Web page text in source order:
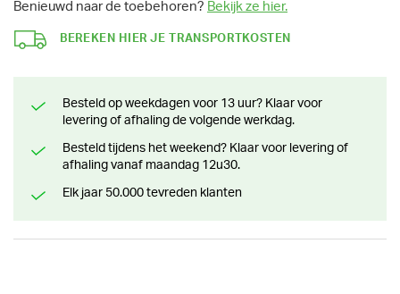
Benieuwd naar de toebehoren? Bekijk ze hier.
BEREKEN HIER JE TRANSPORTKOSTEN
Besteld op weekdagen voor 13 uur? Klaar voor
levering of afhaling de volgende werkdag.
Besteld tijdens het weekend? Klaar voor levering of
afhaling vanaf maandag 12u30.
Elk jaar 50.000 tevreden klanten